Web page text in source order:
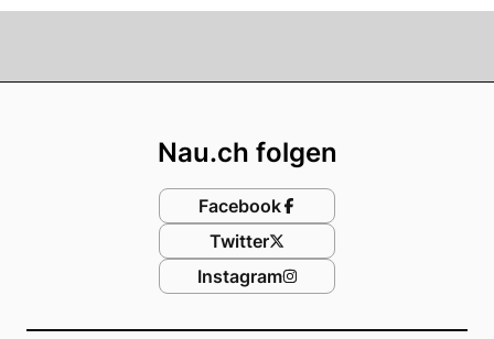
Nau.ch folgen
Facebook
Twitter
Instagram